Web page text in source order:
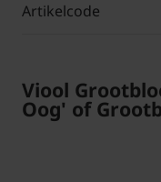
Artikelcode
Viool
Oog' of